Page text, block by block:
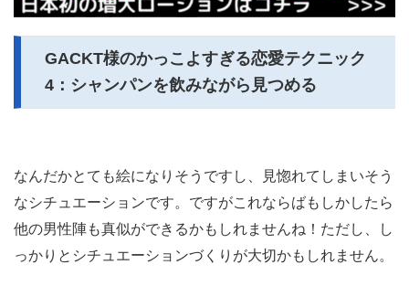
GACKT様のかっこよすぎる恋愛テクニック
4：シャンパンを飲みながら見つめる
なんだかとても絵になりそうですし、見惚れてしまいそう
なシチュエーションです。ですがこれならばもしかしたら
他の男性陣も真似ができるかもしれませんね！ただし、し
っかりとシチュエーションづくりが大切かもしれません。